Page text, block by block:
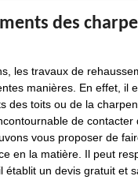
des
les travaux de
manières. En effet, il
des toits ou de la
de contacter
vous proposer de
en la matière. Il peut
établit un devis gratuit et